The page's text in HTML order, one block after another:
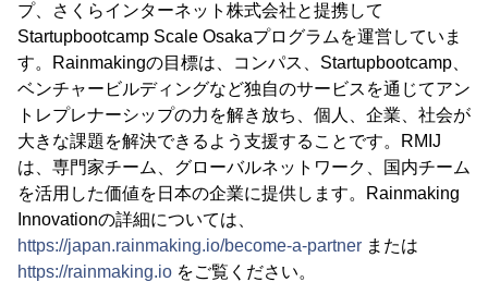
プ、さくらインターネット株式会社と提携して
Startupbootcamp Scale Osakaプログラムを運営していま
す。Rainmakingの目標は、コンパス、Startupbootcamp、
ベンチャービルディングなど独自のサービスを通じてアン
トレプレナーシップの力を解き放ち、個人、企業、社会が
大きな課題を解決できるよう支援することです。RMIJ
は、専門家チーム、グローバルネットワーク、国内チーム
を活用した価値を日本の企業に提供します。Rainmaking
Innovationの詳細については、
https://japan.rainmaking.io/become-a-partner または
https://rainmaking.io をご覧ください。